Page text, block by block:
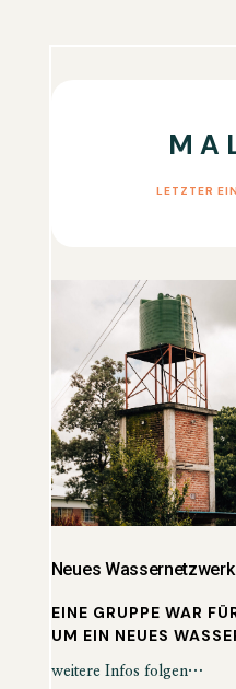
LETZTER
Neues
EINE GRUPPE WAR
UM EIN NEUES
weitere Infos folgen…